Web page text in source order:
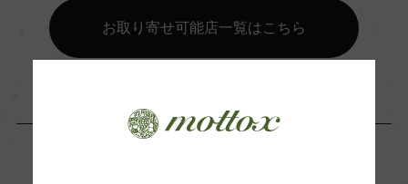
お取り寄せ可能店一覧はこちら